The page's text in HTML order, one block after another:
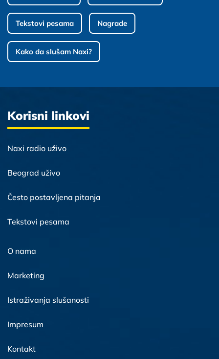
Tekstovi pesama Nagrade
Kako da slušam Naxi?
Korisni linkovi
Naxi radio uživo
Beograd uživo
Često postavljena pitanja
Tekstovi pesama
O nama
Marketing
Istraživanja slušanosti
Impresum
Kontakt